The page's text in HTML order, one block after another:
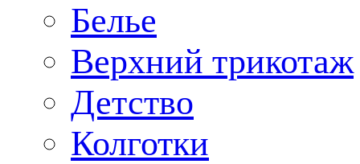
Белье
Верхний трикотаж
Детство
Колготки